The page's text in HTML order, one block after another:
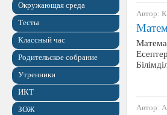
Окружающая среда
Тесты
Классный час
Родительское собрание
Утренники
ИКТ
ЗОЖ
Автор:
Автор: